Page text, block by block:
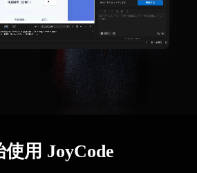
使用 JoyCode